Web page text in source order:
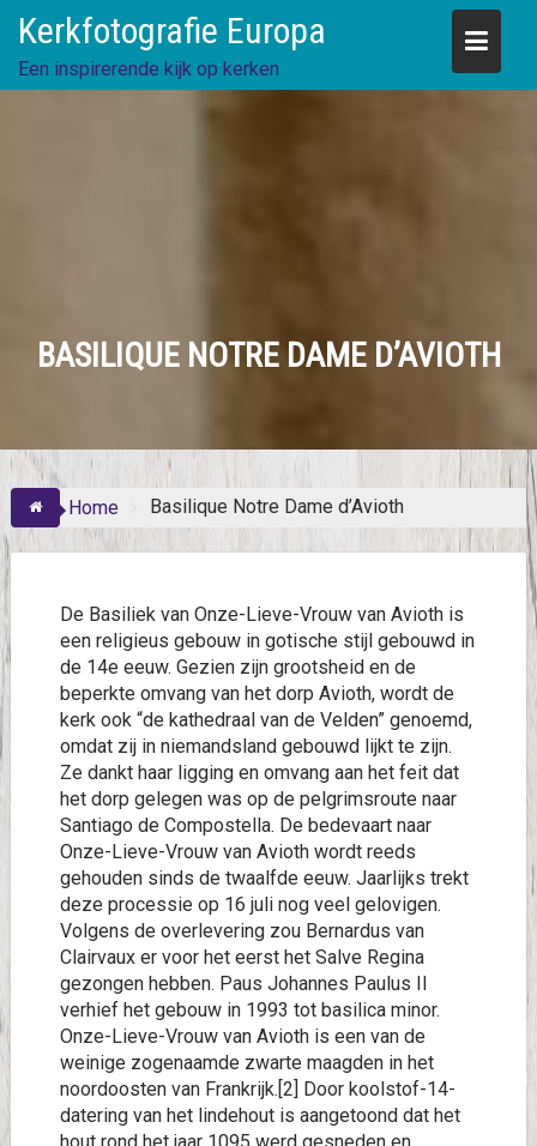
content
Kerkfotografie Europa
Een inspirerende kijk op kerken
BASILIQUE NOTRE DAME D’AVIOTH
Home Basilique Notre Dame d’Avioth
De Basiliek van Onze-Lieve-Vrouw van Avioth is
een religieus gebouw in gotische stijl gebouwd in
de 14e eeuw. Gezien zijn grootsheid en de
beperkte omvang van het dorp Avioth, wordt de
kerk ook “de kathedraal van de Velden” genoemd,
omdat zij in niemandsland gebouwd lijkt te zijn.
Ze dankt haar ligging en omvang aan het feit dat
het dorp gelegen was op de pelgrimsroute naar
Santiago de Compostella. De bedevaart naar
Onze-Lieve-Vrouw van Avioth wordt reeds
gehouden sinds de twaalfde eeuw. Jaarlijks trekt
deze processie op 16 juli nog veel gelovigen.
Volgens de overlevering zou Bernardus van
Clairvaux er voor het eerst het Salve Regina
gezongen hebben. Paus Johannes Paulus II
verhief het gebouw in 1993 tot basilica minor.
Onze-Lieve-Vrouw van Avioth is een van de
weinige zogenaamde zwarte maagden in het
noordoosten van Frankrijk.[2] Door koolstof-14-
datering van het lindehout is aangetoond dat het